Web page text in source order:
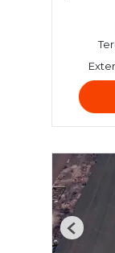
Previous